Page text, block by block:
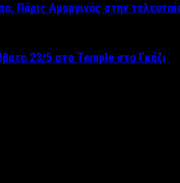
Πάρις Αμοργινός στην
23/5 στο Temple στο Γκάζι